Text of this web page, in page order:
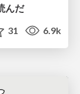
んだ
31 6.9k